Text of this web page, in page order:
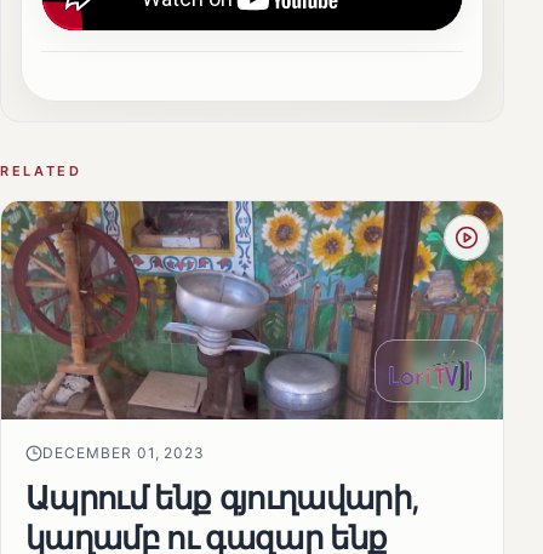
RELATED
DECEMBER 01, 2023
Ապրում ենք գյուղավարի,
կաղամբ ու գազար ենք